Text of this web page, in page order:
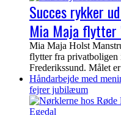
Succes rykker
Mia Maja flytter
Mia Maja Holst
flytter fra privatboligen
Frederikssund. Målet
Håndarbejde med
fejrer jubilæum